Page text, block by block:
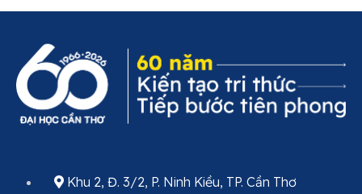
Khu 2, Đ. 3/2, P. Ninh Kiều, TP. Cần Thơ